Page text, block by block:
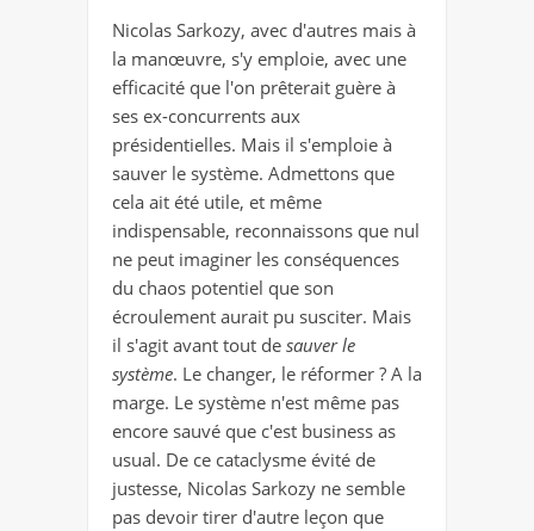
Nicolas Sarkozy, avec d'autres mais à
la manœuvre, s'y emploie, avec une
efficacité que l'on prêterait guère à
ses ex-concurrents aux
présidentielles. Mais il s'emploie à
sauver le système. Admettons que
cela ait été utile, et même
indispensable, reconnaissons que nul
ne peut imaginer les conséquences
du chaos potentiel que son
écroulement aurait pu susciter. Mais
il s'agit avant tout de sauver le
système. Le changer, le réformer ? A la
marge. Le système n'est même pas
encore sauvé que c'est business as
usual. De ce cataclysme évité de
justesse, Nicolas Sarkozy ne semble
pas devoir tirer d'autre leçon que